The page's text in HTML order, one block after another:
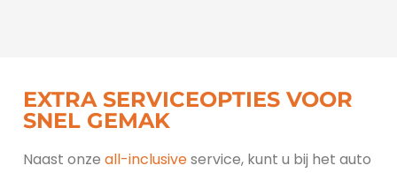
EXTRA SERVICEOPTIES VOOR
SNEL GEMAK
Naast onze all-inclusiveservice, kunt u bij het auto